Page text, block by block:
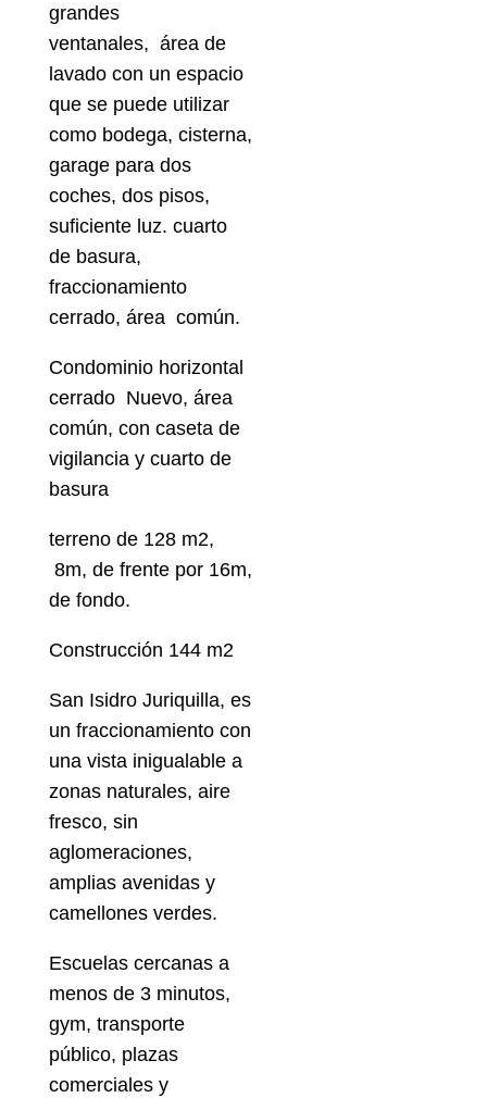
grandes
ventanales, área de
lavado con un espacio
que se puede utilizar
como bodega, cisterna,
garage para dos
coches, dos pisos,
suficiente luz. cuarto
de basura,
fraccionamiento
cerrado, área común.
Condominio horizontal
cerrado Nuevo, área
común, con caseta de
vigilancia y cuarto de
basura
terreno de 128 m2,
8m, de frente por 16m,
de fondo.
Construcción 144 m2
San Isidro Juriquilla, es
un fraccionamiento con
una vista inigualable a
zonas naturales, aire
fresco, sin
aglomeraciones,
amplias avenidas y
camellones verdes.
Escuelas cercanas a
menos de 3 minutos,
gym, transporte
público, plazas
comerciales y